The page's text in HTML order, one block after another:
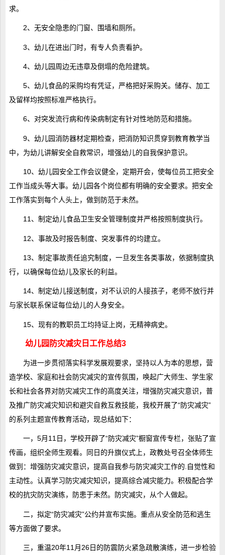
求。
2、无安全隐患的门窗、围墙和厕所。
3、幼儿在进出门时，有专人负责看护。
4、幼儿园周边无违章及倒塌的危险建筑。
5、幼儿食品的采购均有凭证，严格把好采购关。储存、加工
及留样均按照标准严格执行。
6、对突发流行病和传染病制定有针对性地防范和措施。
9、幼儿园消防器材定期检查，把消防知识贯穿到教育教学当
中，为幼儿讲解安全自救常识，增强幼儿的自我保护意识。
10、幼儿园安全工作会议健全，定期开会，使每位员工把安全
工作当成头等大事。幼儿园各个岗位都有明确的安全要求。把安全
工作落实到每个人头上，做到防范于未然。
11、制定幼儿食品卫生安全管理制度并严格按照制度执行。
12、事故及时报告制度、突发事件的均建立。
13、制定事故责任追究制度，一旦发生各类事故，依据制度执
行，以确保每位幼儿及家长的利益。
14、制定幼儿接送制度，对不认识的人接孩子，老师不放行并
与家长联系保证每位幼儿的人身安全。
15、现有的教职员工均持证上岗，无精神病史。
幼儿园防灾减灾日工作总结3
为进一步贯彻落实科学发展观要求，坚持以人为本的思想，营
造学校、家庭和社会防灾减灾的宣传氛围，唤起广大师生、学生家
长和社会各界对防灾减灾工作的高度关注，增强防灾减灾意识，普
及推广防灾减灾知识和避灾自救互救技能，我校开展了“防灾减灾”
的系列主题宣传教育活动，现总结如下：
一，5月11日，学校开辟了“防灾减灾”橱窗宣传专栏，张贴了宣
传画，组织全师生观看。同日的升旗仪式上，政教处号召全体师生
做到：增强防灾减灾意识，提高自我参与防灾减灾工作的.自觉性和
主动性。认真学习防灾减灾知识，提高综合减灾能力。积极配合学
校的抗灾防灾演练，防患于未然。防灾减灾，从个人做起。
二，拟定“防灾减灾”公约并宣布实施。重点从安全防范和逃生
等方面做了要求。
三，重温20年11月26日的防震防火紧急疏散演练，进一步检验